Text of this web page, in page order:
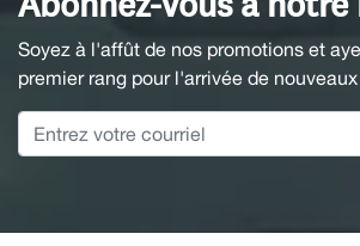
Soyez à l'affût de nos promotions et
premier rang pour l'arrivée de